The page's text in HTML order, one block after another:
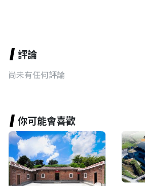
評論
尚未有任何評論
你可能會喜歡